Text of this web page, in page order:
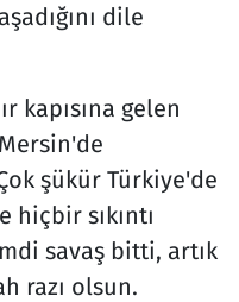
dile
kapısına gelen
şükür Türkiye'de
sıkıntı
savaş bitti, artık
razı olsun.